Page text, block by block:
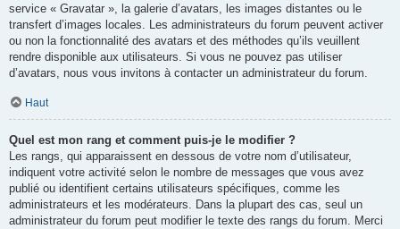
service « Gravatar », la galerie d’avatars, les images distantes ou le
transfert d’images locales. Les administrateurs du forum peuvent activer
ou non la fonctionnalité des avatars et des méthodes qu’ils veuillent
rendre disponible aux utilisateurs. Si vous ne pouvez pas utiliser
d’avatars, nous vous invitons à contacter un administrateur du forum.
Haut
Quel est mon rang et comment puis-je le modifier ?
Les rangs, qui apparaissent en dessous de votre nom d’utilisateur,
indiquent votre activité selon le nombre de messages que vous avez
publié ou identifient certains utilisateurs spécifiques, comme les
administrateurs et les modérateurs. Dans la plupart des cas, seul un
administrateur du forum peut modifier le texte des rangs du forum. Merci